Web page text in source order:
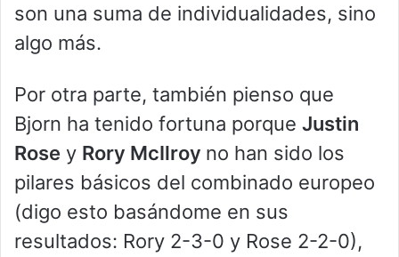
son una suma de individualidades, sino
algo más.
Por otra parte, también pienso que
Bjorn ha tenido fortuna porque Justin
Rose y Rory McIlroy no han sido los
pilares básicos del combinado europeo
(digo esto basándome en sus
resultados: Rory 2-3-0 y Rose 2-2-0),